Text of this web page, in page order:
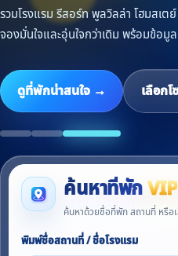
รวมโรงแรม รีสอร์ท พูลวิลล่า โฮมสเตย์
จองมั่นใจและอุ่นใจกว่าเดิม พร้อมข้อ
ดูที่พักน่าสนใจ → เลือก
ค้นหาที่พักVIP
ค้นหาด้วยชื่อที่พัก สถานที่ หรือ
พิมพ์ชื่อสถานที่ / ชื่อโรงแรม